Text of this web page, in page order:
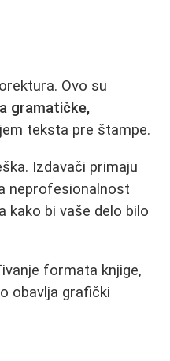
Ovo su
gramatičke,
teksta pre štampe.
Izdavači primaju
neprofesionalnost
kako bi vaše delo bilo
formata knjige,
obavlja grafički